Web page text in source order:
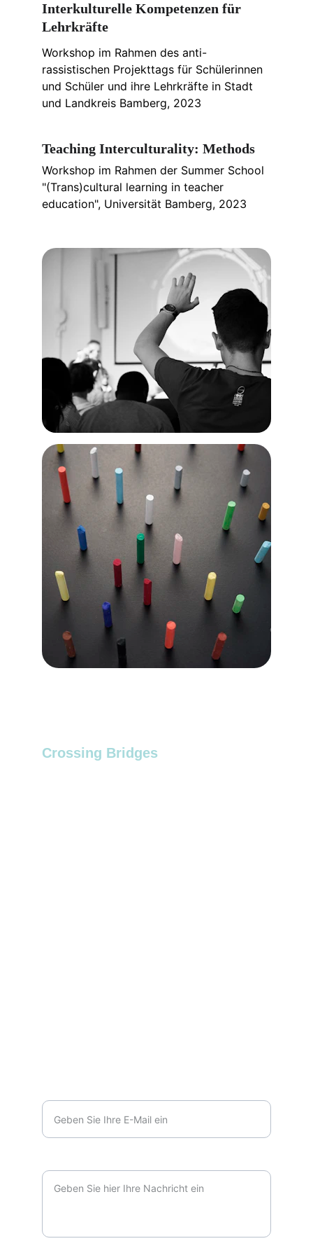
Workshop im Rahmen des anti-
rassistischen Projekttags für Schülerinnen
und Schüler und ihre Lehrkräfte in Stadt
und Landkreis Bamberg, 2023
Teaching Interculturality: Methods
Interkulturelle Kompetenzen für
Lehrkräfte
Workshop im Rahmen der Summer School
"(Trans)cultural learning in teacher
education", Universität Bamberg, 2023
Crossing Bridges